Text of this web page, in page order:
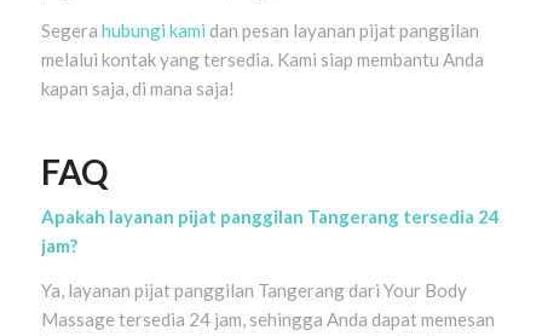
Segera hubungi kami dan pesan layanan pijat panggilan
melalui kontak yang tersedia. Kami siap membantu Anda
kapan saja, di mana saja!
FAQ
Apakah layanan pijat panggilan Tangerang tersedia 24
jam?
Ya, layanan pijat panggilan Tangerang dari Your Body
Massage tersedia 24 jam, sehingga Anda dapat memesan